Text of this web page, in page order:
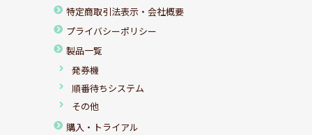
特定商取引法表示・会社概要
プライバシーポリシー
製品一覧
発券機
順番待ちシステム
その他
購入・トライアル